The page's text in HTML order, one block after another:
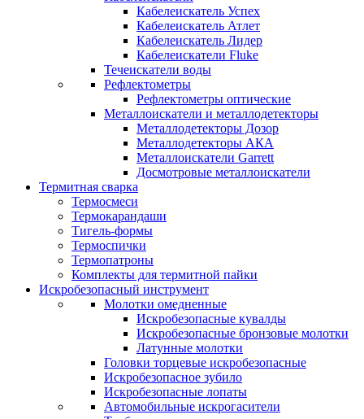
Кабелеискатель Успех
Кабелеискатель Атлет
Кабелеискатель Лидер
Кабелеискатели Fluke
Течеискатели воды
Рефлектометры
Рефлектометры оптические
Металлоискатели и металлодетекторы
Металлодетекторы Дозор
Металлодетекторы АКА
Металлоискатели Garrett
Досмотровые металлоискатели
Термитная сварка
Термосмеси
Термокарандаши
Тигель-формы
Термоспички
Термопатроны
Комплекты для термитной пайки
Искробезопасный инструмент
Молотки омедненные
Искробезопасные кувалды
Искробезопасные бронзовые молотки
Латунные молотки
Головки торцевые искробезопасные
Искробезопасное зубило
Искробезопасные лопаты
Автомобильные искрогасители